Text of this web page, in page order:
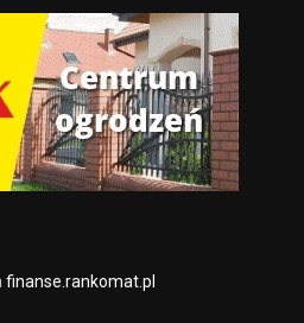
finanse.rankomat.pl